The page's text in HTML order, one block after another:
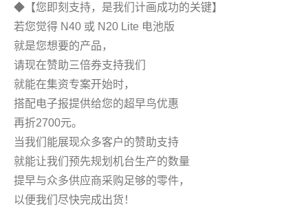
◆【您即刻支持，是我们计画成功的关键】
若您觉得 N40 或 N20 Lite 电池版
就是您想要的产品，
请现在赞助三倍券支持我们
就能在集资专案开始时，
搭配电子报提供给您的超早鸟优惠
再折2700元。
当我们能展现众多客户的赞助支持
就能让我们预先规划机台生产的数量
提早与众多供应商采购足够的零件，
以便我们尽快完成出货！